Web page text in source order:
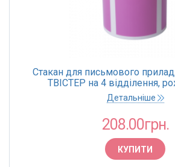
Стакан для письмового
ТВІСТЕР на 4 відділення,
Детальніше
208.00грн.
КУПИТИ